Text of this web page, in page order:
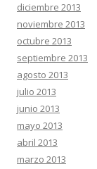
diciembre 2013
noviembre 2013
octubre 2013
septiembre 2013
agosto 2013
julio 2013
junio 2013
mayo 2013
abril 2013
marzo 2013